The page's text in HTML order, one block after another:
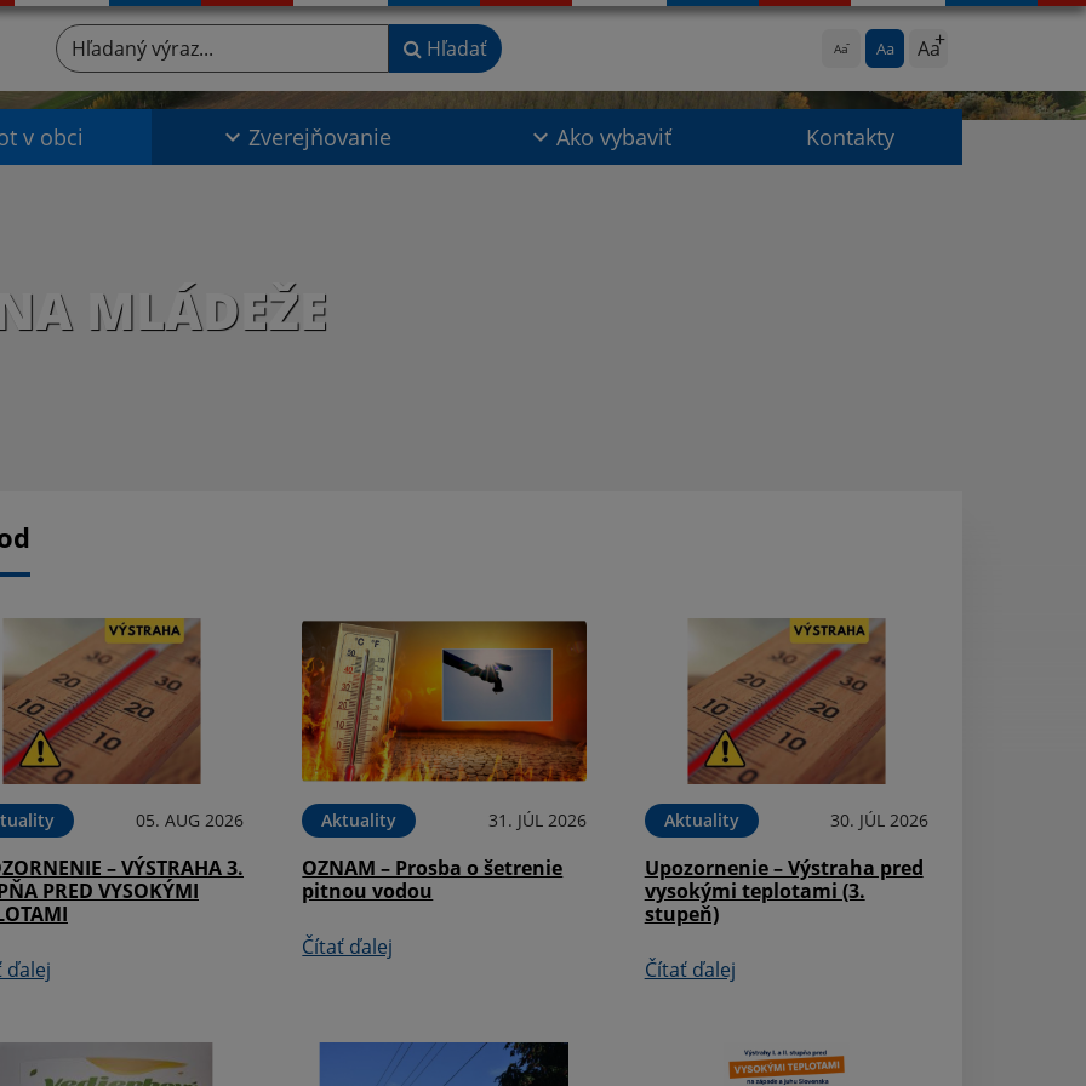
Aa Aa Aa
Hľadaný výraz... Hľadať
v obci Zverejňovanie Ako vybaviť Kontakty
MLÁDEŽE
05. AUG 2026
– VÝSTRAHA 3.
PRED VYSOKÝMI
ďalej
Aktuality 31. JÚL 2026
OZNAM – Prosba o šetrenie
pitnou vodou
Čítať ďalej
Aktuality 30. JÚL 2026
Upozornenie – Výstraha pred
vysokými teplotami (3.
stupeň)
Čítať ďalej